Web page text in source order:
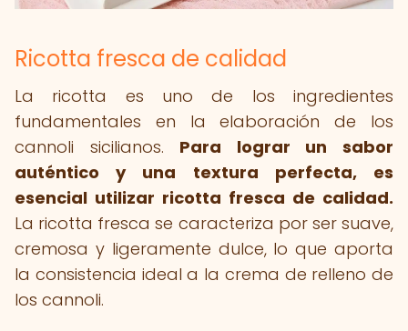
Ricotta fresca de calidad
La ricotta es uno de los ingredientes
fundamentales en la elaboración de los
cannoli sicilianos. Para lograr un sabor
auténtico y una textura perfecta, es
esencial utilizar ricotta fresca de calidad.
La ricotta fresca se caracteriza por ser suave,
cremosa y ligeramente dulce, lo que aporta
la consistencia ideal a la crema de relleno de
los cannoli.